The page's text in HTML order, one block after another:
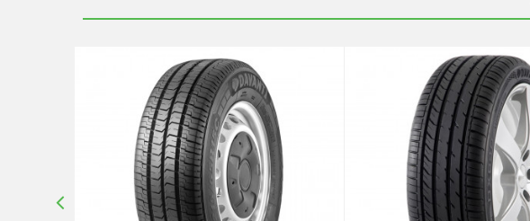
Anti-spam zaštita - izračunajte koliko je 6 - 1 :
POŠALJI